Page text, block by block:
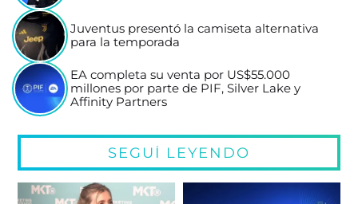
Juventus presentó la camiseta alternativa
para la temporada
EA completa su venta por US$55.000
millones por parte de PIF, Silver Lake y
Affinity Partners
SEGUÍ LEYENDO